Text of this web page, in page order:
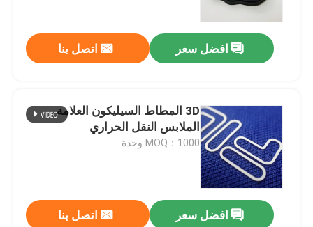
افضل سعر اتصل بنا
3D المطاط السيليكون العلامة
الملابس النقل الحراري
MOQ：1000 وحدة
افضل سعر اتصل بنا